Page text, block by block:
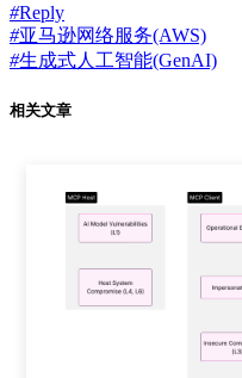
#Reply
#亚马逊网络服务(AWS)
#生成式人工智能(GenAI)
相关文章